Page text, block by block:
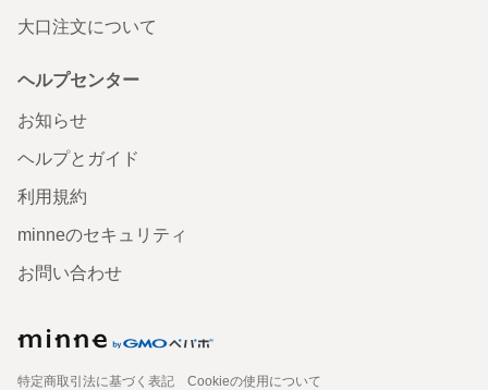
大口注文について
ヘルプセンター
お知らせ
ヘルプとガイド
利用規約
minneのセキュリティ
お問い合わせ
特定商取引法に基づく表記
Cookieの使用について